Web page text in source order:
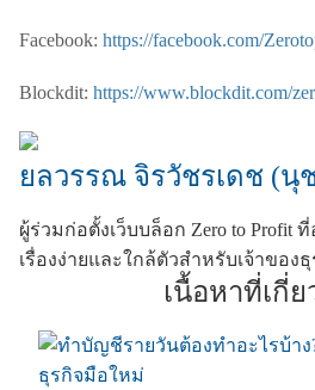
Facebook: https://facebook.com/
Blockdit: https://www.blockdit.com/
ยลวรรณ จิรวัชรเดช (นุ
ผู้ร่วมก่อตั้งเว็บบล็อก Zero to Profit
เรื่องง่ายและใกล้ตัวสำหรับเจ้าของธุ
เนื้อหาที่เกี่ย